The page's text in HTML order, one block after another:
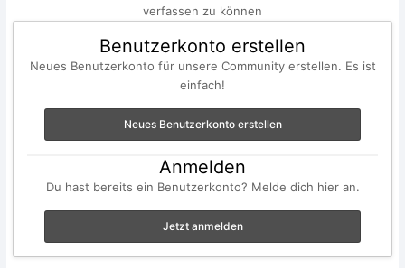
verfassen zu können
Benutzerkonto erstellen
Neues Benutzerkonto für unsere Community erstellen. Es ist
einfach!
Neues Benutzerkonto erstellen
Anmelden
Du hast bereits ein Benutzerkonto? Melde dich hier an.
Jetzt anmelden